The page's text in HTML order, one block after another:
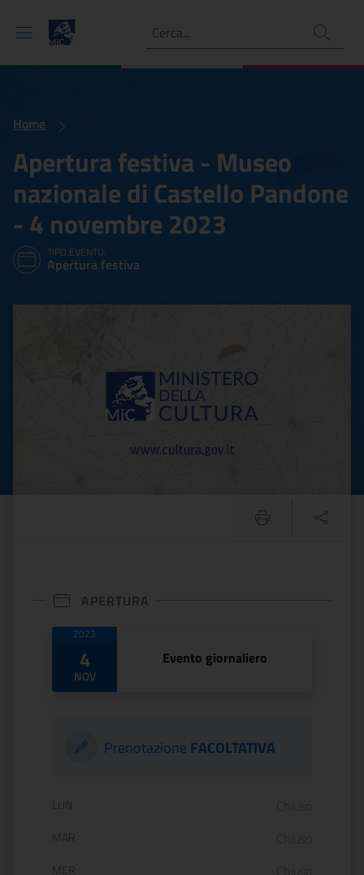
Ricerca
Home
Apertura festiva - Museo
nazionale di Castello Pandone
- 4 novembre 2023
TIPO EVENTO:
Apertura festiva
APERTURA
Date di apertura
2023
4
NOV
Evento giornaliero
Prenotazione FACOLTATIVA
Orario di apertura:
LUN
MAR
MER